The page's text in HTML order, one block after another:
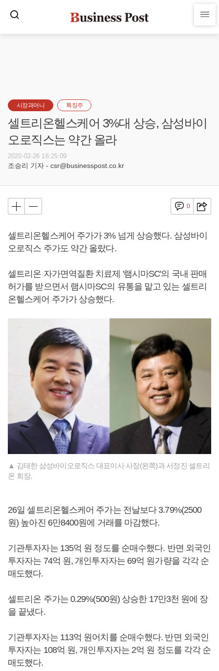
시장과머니 특징주
셀트리온헬스케어 3%대 상승, 삼성바이
오로직스는 약간 올라
2020-02-26 16:25:09
조승리 기자 - csr@businesspost.co.kr
0
셀트리온헬스케어 주가가 3% 넘게 상승했다. 삼성바이
오로직스 주가도 약간 올랐다.
셀트리온 자가면역질환 치료제 '램시마SC'의 국내 판매
허가를 받으면서 램시마SC의 유통을 맡고 있는 셀트리
온헬스케어 주가가 상승했다.
▲ 김태한 삼성바이오로직스 대표이사 사장(왼쪽)과 서정진 셀트리
온 회장.
26일 셀트리온헬스케어 주가는 전날보다 3.79%(2500
원) 높아진 6만8400원에 거래를 마감했다.
기관투자자는 135억 원 정도를 순매수했다. 반면 외국인
투자자는 74억 원, 개인투자자는 69억 원가량을 각각 순
매도했다.
셀트리온 주가는 0.29%(500원) 상승한 17만3천 원에 장
을 끝냈다.
기관투자자는 113억 원어치를 순매수했다. 반면 외국인
투자자는 108억 원, 개인투자자는 2억 원 정도를 각각 순
매도했다.